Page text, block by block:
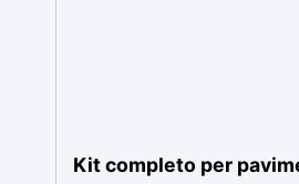
Kit completo per